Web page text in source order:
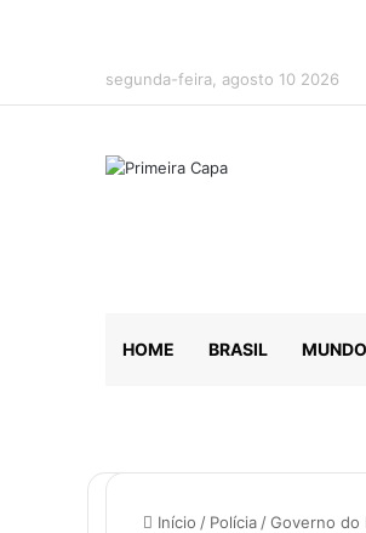
segunda-feira, agosto 10 2026
HOME BRASIL MUNDO
Início / Polícia /Governo do